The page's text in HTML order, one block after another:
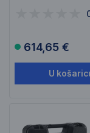
614,65 €
U